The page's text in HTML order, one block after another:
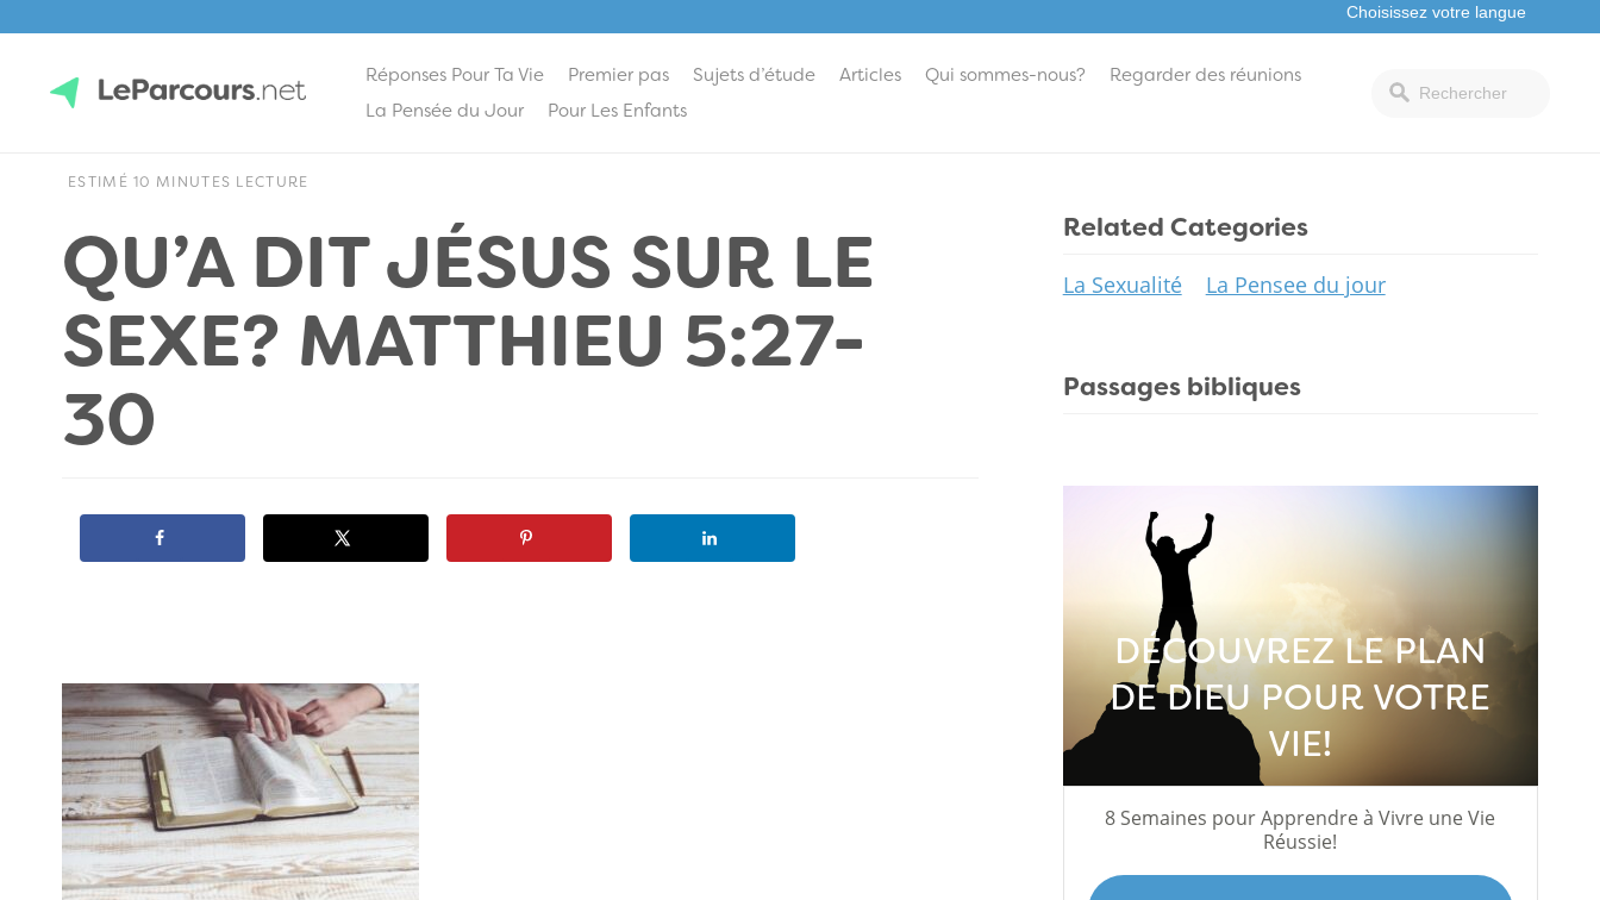
contentLeParcours.net
Réponses Pour Ta Vie Premier pas Sujets d’étude Articles Qui sommes-nous?
Regarder des réunions
La Pensée du Jour
Pour Les Enfants
ESTIMÉ 10 MINUTES LECTURE
QU’A DIT JÉSUS SUR LE
SEXE? MATTHIEU 5:27-
30
Related Categories
La Sexualité La Pensee du jour
Passages bibliques
DÉCOUVREZ LE PLAN
DE DIEU POUR VOTRE
VIE!
8 Semaines pour Apprendre à Vivre une Vie
Réussie!